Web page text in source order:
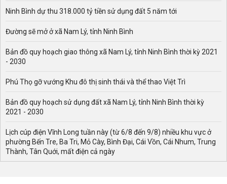
Ninh Bình dự thu 318.000 tỷ tiền sử dụng đất 5 năm tới
Đường sẽ mở ở xã Nam Lý, tỉnh Ninh Bình
Bản đồ quy hoạch giao thông xã Nam Lý, tỉnh Ninh Bình thời kỳ 2021
- 2030
Phú Thọ gỡ vướng Khu đô thị sinh thái và thể thao Việt Trì
Bản đồ quy hoạch sử dụng đất xã Nam Lý, tỉnh Ninh Bình thời kỳ
2021 - 2030
Lịch cúp điện Vĩnh Long tuần này (từ 6/8 đến 9/8) nhiều khu vực ở
phường Bến Tre, Ba Tri, Mỏ Cày, Bình Đại, Cái Vồn, Cái Nhum, Trung
Thành, Tân Quới, mất điện cả ngày